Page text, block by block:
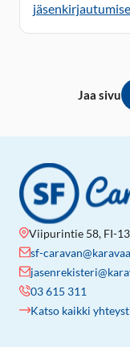
Jaa sivu
Viipurintie 58, FI-
sf-
03 615 311
Katso kaikki